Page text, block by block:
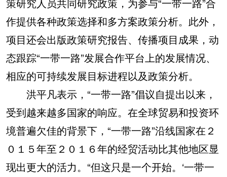
作提供各种政策选择和多方案政策分析。此外，
项目还会出版政策研究报告、传播项目成果，动
态跟踪“一带一路”发展合作平台上的发展情况、
相应的可持续发展目标进程以及政策分析。
洪平凡表示，“一带一路”倡议自提出以来，
受到越来越多国家的响应。在全球贸易和投资环
境普遍欠佳的背景下，“一带一路”沿线国家在２
０１５年至２０１６年的经贸活动比其他地区显
现出更大的活力。“但这只是一个开始。‘一带一